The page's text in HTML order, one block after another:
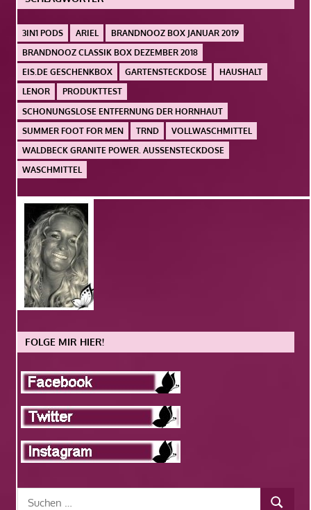
3IN1 PODS ARIEL
BRANDNOOZ BOX JANUAR 2019
BRANDNOOZ CLASSIK BOX DEZEMBER 2018
EIS.DE GESCHENKBOX
GARTENSTECKDOSE
HAUSHALT
LENOR
PRODUKTTEST
SCHONUNGSLOSE ENTFERNUNG DER HORNHAUT
SUMMER FOOT FOR MEN
TRND
VOLLWASCHMITTEL
WALDBECK GRANITE POWER. AUSSENSTECKDOSE
WASCHMITTEL
FOLGE MIR HIER!